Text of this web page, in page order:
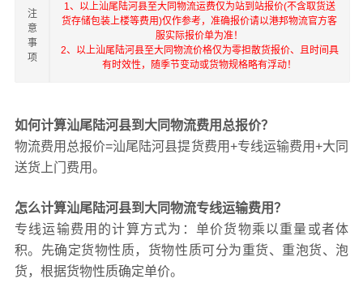
注
意
事
项
1、以上汕尾陆河县至大同物流运费仅为站到站报价(不含取货送
货存储包装上楼等费用)仅作参考，准确报价请以港邦物流官方客
服实际报价单为准！
2、以上汕尾陆河县至大同物流价格仅为零担散货报价、且时间具
有时效性，随季节变动或货物规格略有浮动！
如何计算汕尾陆河县到大同物流费用总报价？
物流费用总报价=汕尾陆河县提货费用+专线运输费用+大同
送货上门费用。
怎么计算汕尾陆河县到大同物流专线运输费用？
专线运输费用的计算方式为：单价货物乘以重量或者体
积。先确定货物性质，货物性质可分为重货、重泡货、泡
货，根据货物性质确定单价。